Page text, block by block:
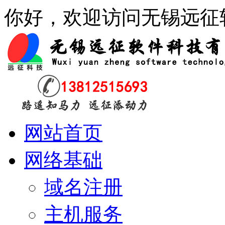
你好，欢迎访问无锡远
网站首页
网络基础
域名注册
主机服务